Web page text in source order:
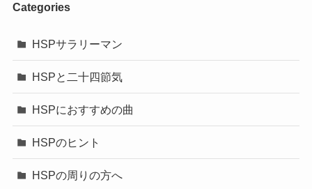
Categories
HSPサラリーマン
HSPと二十四節気
HSPにおすすめの曲
HSPのヒント
HSPの周りの方へ